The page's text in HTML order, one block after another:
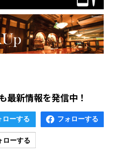
最新情報を発信中！